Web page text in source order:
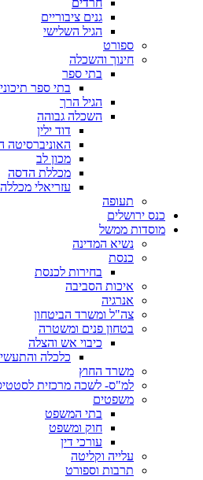
חרדים
גנים ציבוריים
הגיל השלישי
ספורט
חינוך והשכלה
בתי ספר
בתי ספר
הגיל הרך
השכלה גבוהה
דוד ילין
האוניברסיטה
מכון לב
מכללת הדסה
עזריאלי
תעופה
כנס ירושלים
מוסדות ממשל
נשיא המדינה
כנסת
בחירות לכנסת
איכות הסביבה
אנרגיה
צה"ל ומשרד הביטחון
בטחון פנים ומשטרה
כיבוי אש והצלה
כלכלה
משרד החוץ
למ"ס- לשכה מרכזית
משפטים
בתי המשפט
חוק ומשפט
עורכי דין
עלייה וקליטה
תרבות וספורט